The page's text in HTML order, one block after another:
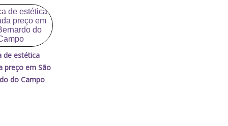
de estética
preço em São
do Campo